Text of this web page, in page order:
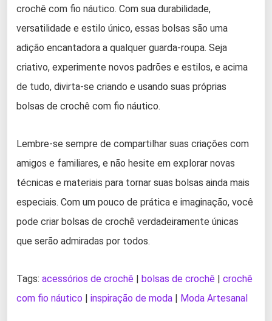
crochê com fio náutico. Com sua durabilidade,
versatilidade e estilo único, essas bolsas são uma
adição encantadora a qualquer guarda-roupa. Seja
criativo, experimente novos padrões e estilos, e acima
de tudo, divirta-se criando e usando suas próprias
bolsas de crochê com fio náutico.
Lembre-se sempre de compartilhar suas criações com
amigos e familiares, e não hesite em explorar novas
técnicas e materiais para tornar suas bolsas ainda mais
especiais. Com um pouco de prática e imaginação, você
pode criar bolsas de crochê verdadeiramente únicas
que serão admiradas por todos.
Tags: acessórios de crochê bolsas de crochê
crochê
com fio náutico
inspiração de moda Moda Artesanal